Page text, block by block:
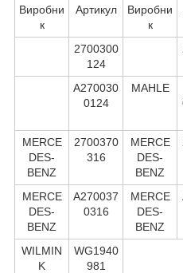
Виробни
к
Артикул
Виробни
к
2700300
124
A270030
0124
MAHLE
MERCE
DES-
BENZ
2700370
316
MERCE
DES-
BENZ
MERCE
DES-
BENZ
A270037
0316
MERCE
DES-
BENZ
WILMIN
K
WG1940
981